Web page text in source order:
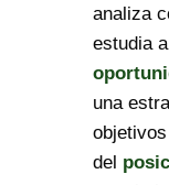
analiza
estudia
una
del